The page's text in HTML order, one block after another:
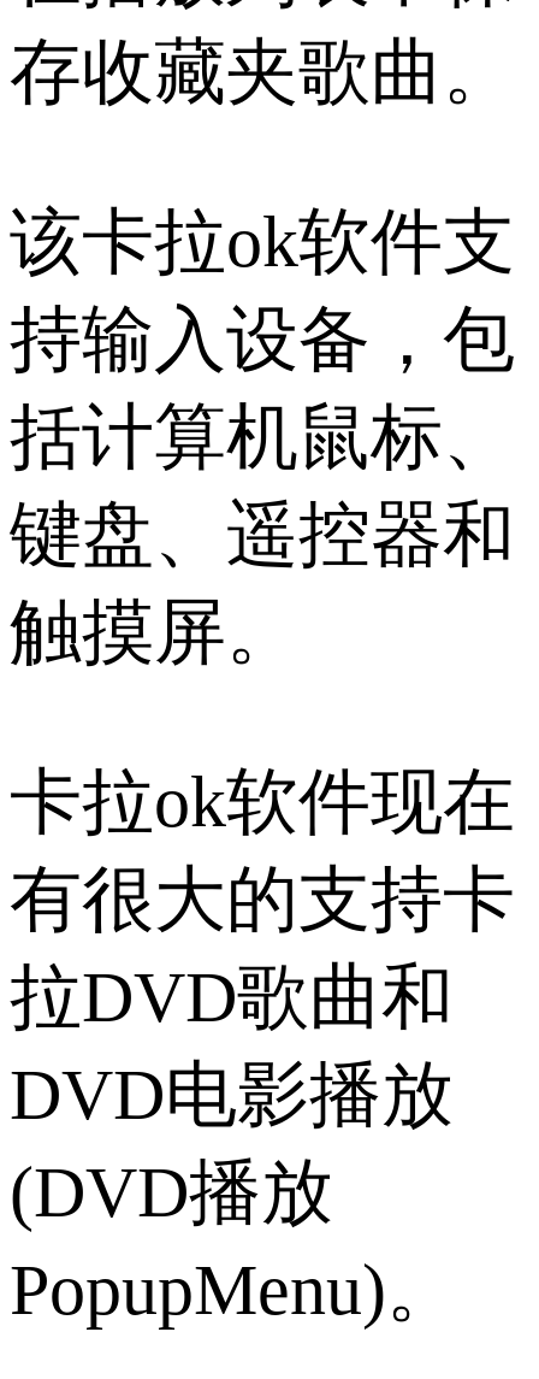
存收藏夹歌曲。
该卡拉ok软件支
持输入设备，包
括计算机鼠标、
键盘、遥控器和
触摸屏。
卡拉ok软件现在
有很大的支持卡
拉DVD歌曲和
DVD电影播放
(DVD播放
PopupMenu)。